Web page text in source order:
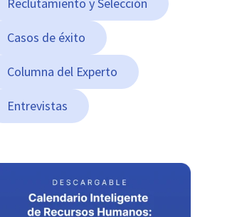
Casos de éxito
Columna del Experto
Entrevistas